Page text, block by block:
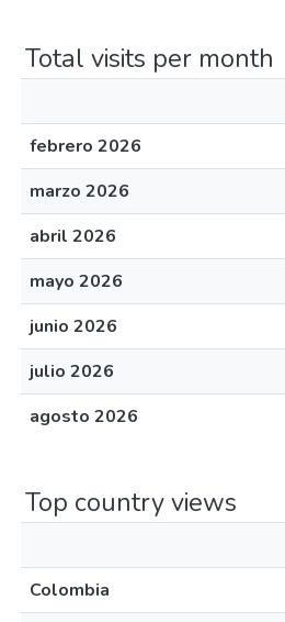
Total visits per month
febrero 2026
marzo 2026
abril 2026
mayo 2026
junio 2026
julio 2026
agosto 2026
Top country views
Colombia